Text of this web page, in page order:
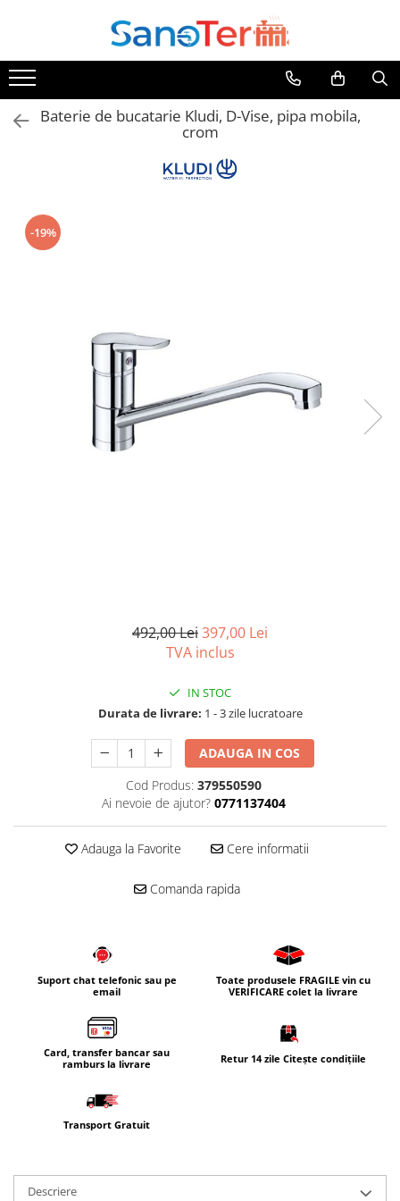
Toate Produsele
Obiecte Sanitare
Lavoare
Lavoare sub blat
Lavoare Colt Duble Speciale
Vase wc suspendate
Vase wc statative
Seturi vase wc monobloc
Accesorii vase wc
Rezervore incastrate
Rame instalare
Mobilier Baie
Seturi de mobilier si lavoar
Oglinzi baie si corpuri iluminat
Corpuri iluminat
Oglinzi cu iluminare
Dulapuri de baie
Accesorii pentru mobila
Baterii lavoar
Seturi baterii
Cazi baie
Baterie de bucatarie Kludi, D-Vise, pipa mobila,
crom
-19%
492,00 Lei397,00 Lei
TVA inclus
IN STOC
Durata de livrare: 1 - 3 zile lucratoare
ADAUGA IN COS
Cod Produs: 379550590
Ai nevoie de ajutor? 0771137404
Adauga la Favorite Cere informatii
Comanda rapida
Suport chat telefonic sau pe
email
Toate produsele FRAGILE vin cu
VERIFICARE colet la livrare
Card, transfer bancar sau
ramburs la livrare
Retur 14 zile Citește condițiile
Transport Gratuit
Descriere